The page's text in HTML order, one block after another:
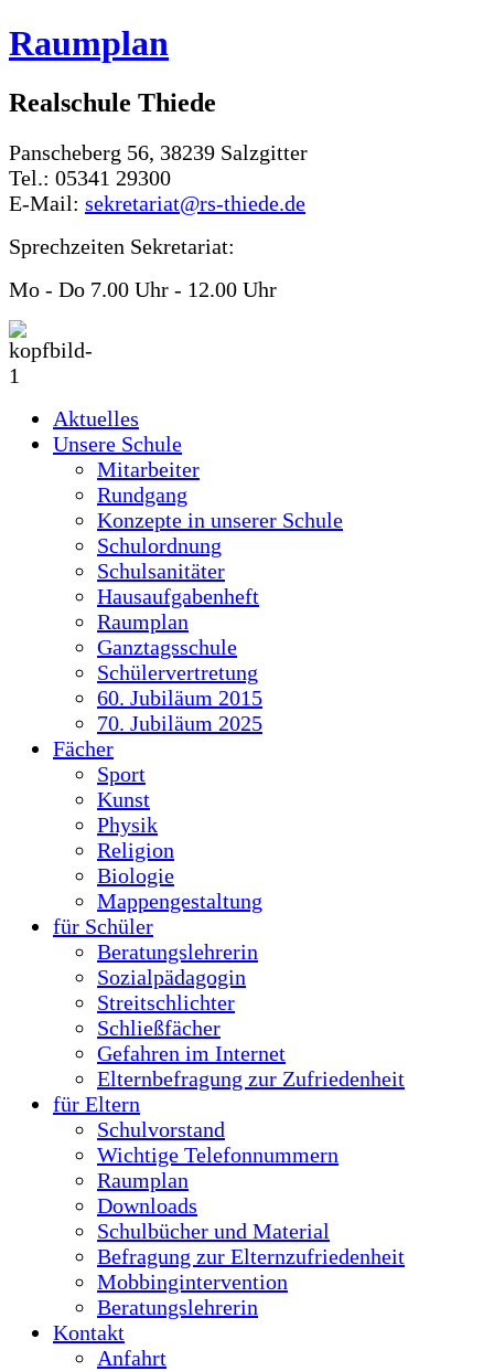
Raumplan
Realschule Thiede
Panscheberg 56, 38239 Salzgitter
Tel.: 05341 29300
E-Mail: sekretariat@rs-thiede.de
Sprechzeiten Sekretariat:
Mo - Do 7.00 Uhr - 12.00 Uhr
Aktuelles
Unsere Schule
Mitarbeiter
Rundgang
Konzepte in unserer Schule
Schulordnung
Schulsanitäter
Hausaufgabenheft
Raumplan
Ganztagsschule
Schülervertretung
60. Jubiläum 2015
70. Jubiläum 2025
Fächer
Sport
Kunst
Physik
Religion
Biologie
Mappengestaltung
für Schüler
Beratungslehrerin
Sozialpädagogin
Streitschlichter
Schließfächer
Gefahren im Internet
Elternbefragung zur Zufriedenheit
für Eltern
Schulvorstand
Wichtige Telefonnummern
Raumplan
Downloads
Schulbücher und Material
Befragung zur Elternzufriedenheit
Mobbingintervention
Beratungslehrerin
Kontakt
Anfahrt